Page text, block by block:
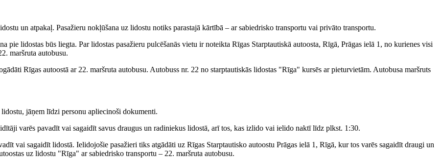
un atpakaļ. Pasažieru nokļūšana uz lidostu notiks parastajā kārtībā – ar sabiedrisko transportu vai privāto transportu.
pie lidostas būs liegta. Par lidostas pasažieru pulcēšanās vietu ir noteikta Rīgas Starptautiskā autoosta, Rīgā, Prāgas ielā 1, no kurienes visi
maršruta autobusu.
Rīgas autoostā ar 22. maršruta autobusu. Autobuss nr. 22 no starptautiskās lidostas "Rīga" kursēs ar pieturvietām. Autobusa maršruts
jāņem līdzi personu apliecinoši dokumenti.
varēs pavadīt vai sagaidīt savus draugus un radiniekus lidostā, arī tos, kas izlido vai ielido naktī līdz plkst. 1:30.
vai sagaidīt lidostā. Ielidojošie pasažieri tiks atgādāti uz Rīgas Starptautisko autoostu Prāgas ielā 1, Rīgā, kur tos varēs sagaidīt draugi un
uz lidostu "Rīga" ar sabiedrisko transportu – 22. maršruta autobusu.